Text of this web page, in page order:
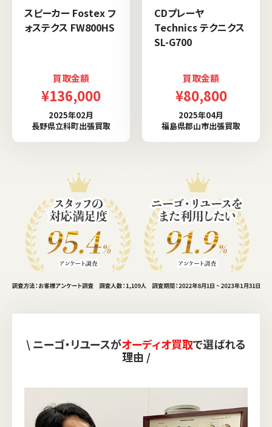
スピーカー Fostex フ
ォステクス FW800HS
買取金額
¥136,000
2025年02月
長野県立科町出張買取
CDプレーヤ
Technics テクニクス
SL-G700
買取金額
¥80,800
2025年04月
福島県郡山市出張買取
\ ニーゴ・リユースがオーディオ買取で選ばれる
理由 /